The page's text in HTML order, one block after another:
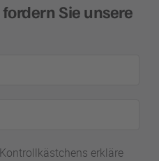
Sie unsere
erkläre